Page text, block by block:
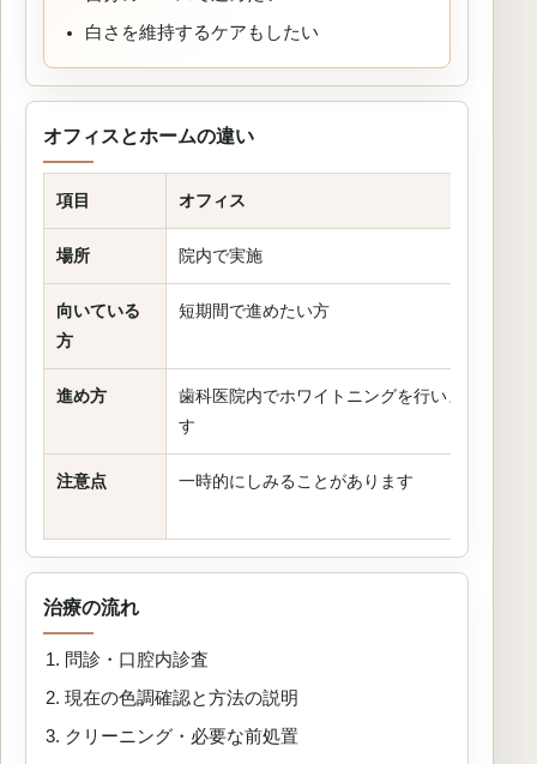
白さを維持するケアもしたい
オフィスとホームの違い
項目 オフィス
場所 院内で実施
向いている
方
短期間で進めたい方
進め方
歯科医院内でホワイトニングを行いま
す
注意点 一時的にしみることがあります
治療の流れ
問診・口腔内診査
現在の色調確認と方法の説明
クリーニング・必要な前処置